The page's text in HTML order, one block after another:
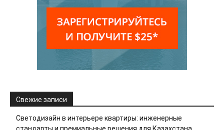
Свежие записи
Светодизайн в интерьере квартиры: инженерные